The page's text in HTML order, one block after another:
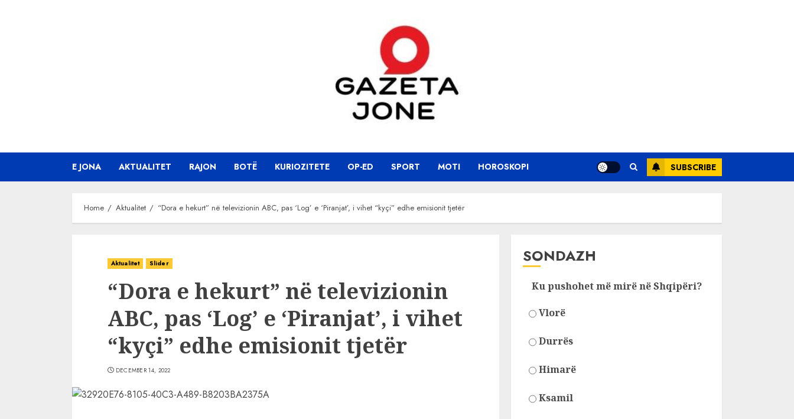
E JONA AKTUALITET RAJON BOTË KURIOZITETE OP-ED SPORT MOTI HOROSKOPI SUBSCRIBE
Home Aktualitet “Dora e hekurt” në televizionin ABC, pas ‘Log’ e ‘Piranjat’, i vihet “kyçi” edhe emisionit tjetër
Aktualitet Slider
“Dora e hekurt” në televizionin
ABC, pas ‘Log’ e ‘Piranjat’, i vihet
“kyçi” edhe emisionit tjetër
DECEMBER 14, 2022
SONDAZH
Ku pushohet më mirë në Shqipëri?
Vlorë
Durrës
Himarë
Ksamil